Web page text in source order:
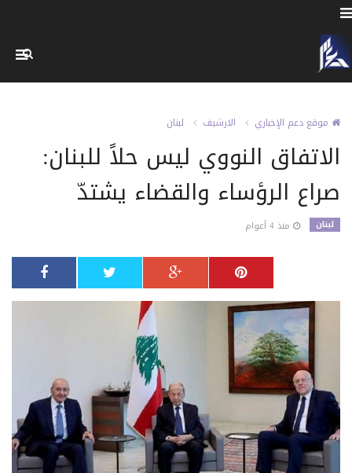
موقع دعم الإخباري الارشيف لبنان
الاتفاق النووي ليس حلاً للبنان:
صراع الرؤساء والقضاء يشتدّ
لبنان منذ 4 أعوام